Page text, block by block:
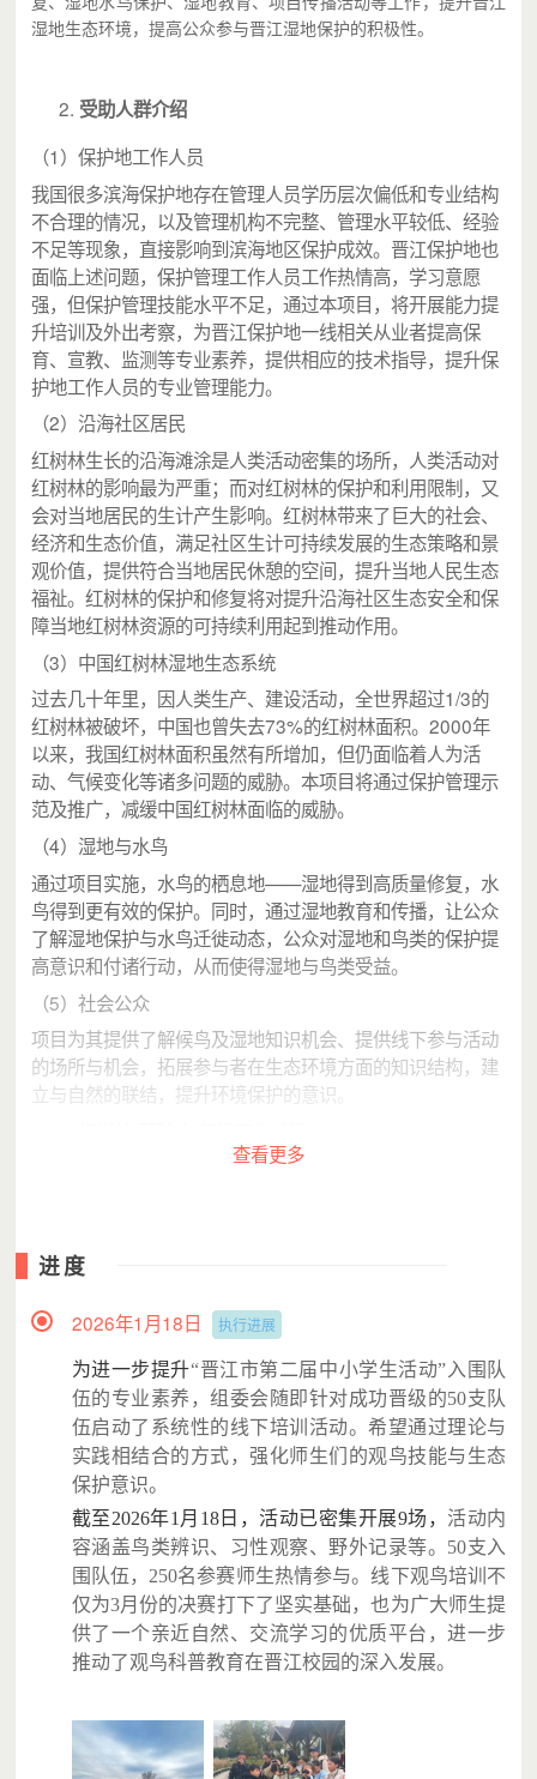
湿地生态环境，提高公众参与晋江湿地保护的积极性。
受助人群介绍
（1）保护地工作人员
我国很多滨海保护地存在管理人员学历层次偏低和专业结构
不合理的情况，以及管理机构不完整、管理水平较低、经验
不足等现象，直接影响到滨海地区保护成效。晋江保护地也
面临上述问题，保护管理工作人员工作热情高，学习意愿
强，但保护管理技能水平不足，通过本项目，将开展能力提
升培训及外出考察，为晋江保护地一线相关从业者提高保
育、宣教、监测等专业素养，提供相应的技术指导，提升保
护地工作人员的专业管理能力。
（2）沿海社区居民
红树林生长的沿海滩涂是人类活动密集的场所，人类活动对
红树林的影响最为严重；而对红树林的保护和利用限制，又
会对当地居民的生计产生影响。红树林带来了巨大的社会、
经济和生态价值，满足社区生计可持续发展的生态策略和景
观价值，提供符合当地居民休憩的空间，提升当地人民生态
福祉。红树林的保护和修复将对提升沿海社区生态安全和保
障当地红树林资源的可持续利用起到推动作用。
（3）中国红树林湿地生态系统
过去几十年里，因人类生产、建设活动，全世界超过1/3的
红树林被破坏，中国也曾失去73%的红树林面积。2000年
以来，我国红树林面积虽然有所增加，但仍面临着人为活
动、气候变化等诸多问题的威胁。本项目将通过保护管理示
范及推广，减缓中国红树林面临的威胁。
（4）湿地与水鸟
通过项目实施，水鸟的栖息地——湿地得到高质量修复，水
鸟得到更有效的保护。同时，通过湿地教育和传播，让公众
了解湿地保护与水鸟迁徙动态，公众对湿地和鸟类的保护提
高意识和付诸行动，从而使得湿地与鸟类受益。
（5）社会公众
项目为其提供了解候鸟及湿地知识机会、提供线下参与活动
的场所与机会，拓展参与者在生态环境方面的知识结构，建
立与自然的联结，提升环境保护的意识。
红树林、滨海盐沼和海草床等海岸生态系统能够捕获和储存
然仅占陆地面积的0.1%，但是固碳量占全球生态系统总固碳
量的5%。红树林的保护和修复能够有效提升自然生态系统
碳储量，为减缓气候变化提供基于自然的解决方案，为实现
2060年达到“碳中和”的目标做出贡献。
项目目标
该将应用基于自然的解决方式，开展红树林保护修复落地项
目，应对滨海湿地的外来物种入侵与气候变化风险。完成晋
江市迁飞鸟类栖息地、湿地教育调研，明确现状并分析梳理
存在的威胁与空缺，为晋江市迁飞水鸟保护与湿地教育管理
与能力提升提供背景信息支持。面向公众组织开展湿地保护
体验活动，提升公众环境保护意识。具体指标如下：
（1）日常巡护、有害生物防治、抚育管护红树林共计80
亩，补植红树植物34826株，建立修复示范点1个，提升红
（2）组织14人次优秀保护地参访交流，提升保护管理能
查看更多
进度
2026年1月18日 执行进展
为进一步提升“晋江市第二届中小学生活动”入围 队
伍的专业素养，组委会随即针对成功晋级的50支队
伍启动了系统性的线下培训活动。希望通过理论与
实践相结合的方式，强化师生们的观鸟技能与生态
保护意识。
截至2026年1月18日，活动已密集开展9场， 活动内
容涵盖鸟类辨识、习性观察、野外记录等。50支入
围队伍，250名参赛师生热情参与。线下观鸟培训不
仅为3月份的决赛打下了坚实基础，也为广大师生提
供了一个亲近自然、交流学习的优质平台，进一步
推动了观鸟科普教育在晋江校园的深入发展。